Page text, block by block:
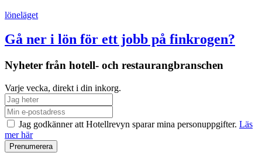
löneläget
Gå ner i lön för ett jobb på finkrogen?
Nyheter från hotell- och restaurangbranschen
Varje vecka, direkt i din inkorg.
Jag godkänner att Hotellrevyn sparar mina personuppgifter. Läs
mer här